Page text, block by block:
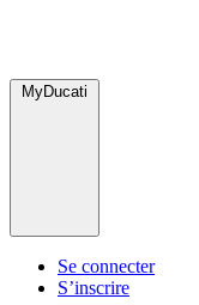
MyDucati
Se connecter
S’inscrire